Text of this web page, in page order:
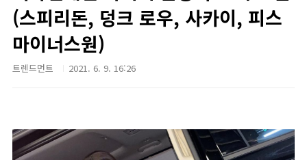
(스피리돈, 덩크 로우, 사카이, 피스
마이너스원)
트렌드먼트 2021. 6. 9. 16:26